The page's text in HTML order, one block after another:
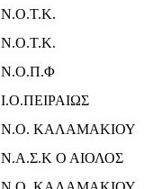
Ν.Ο.Τ.Κ.
Ν.Ο.Τ.Κ.
Ν.Ο.Π.Φ
Ι.Ο.ΠΕΙΡΑΙΩΣ
Ν.Ο. ΚΑΛΑΜΑΚΙΟΥ
Ν.Α.Σ.Κ Ο ΑΙΟΛΟΣ